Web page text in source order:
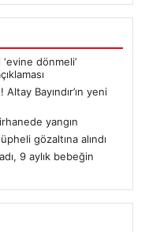
dönmeli’
Bayındır’ın yeni
yangın
gözaltına alındı
9 aylık bebeğin